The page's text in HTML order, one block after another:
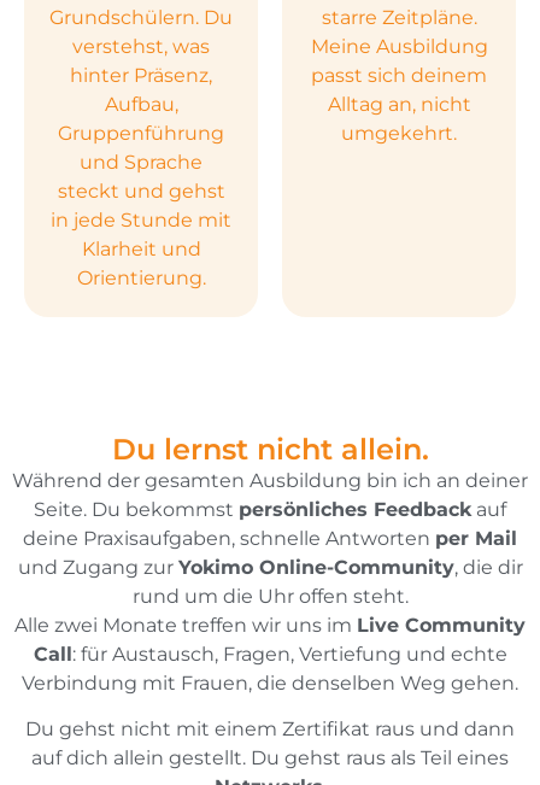
Grundschülern. Du
verstehst, was
hinter Präsenz,
Aufbau,
Gruppenführung
und Sprache
steckt und gehst
in jede Stunde mit
Klarheit und
Orientierung.
starre Zeitpläne.
Meine Ausbildung
passt sich deinem
Alltag an, nicht
umgekehrt.
Du lernst nicht allein.
Während der gesamten Ausbildung bin ich an deiner
Seite. Du bekommst persönliches Feedback auf
deine Praxisaufgaben, schnelle Antworten per Mail
und Zugang zur Yokimo Online-Community, die dir
rund um die Uhr offen steht.
Alle zwei Monate treffen wir uns im Live Community
Call: für Austausch, Fragen, Vertiefung und echte
Verbindung mit Frauen, die denselben Weg gehen.
Du gehst nicht mit einem Zertifikat raus und dann
auf dich allein gestellt. Du gehst raus als Teil eines